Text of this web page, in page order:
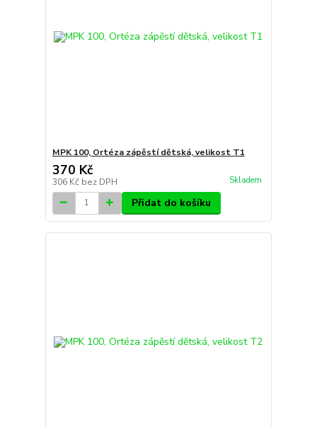
MPK 100, Ortéza zápěstí dětská, velikost T1
370 Kč
306 Kč bez DPH Skladem
Přidat do košíku